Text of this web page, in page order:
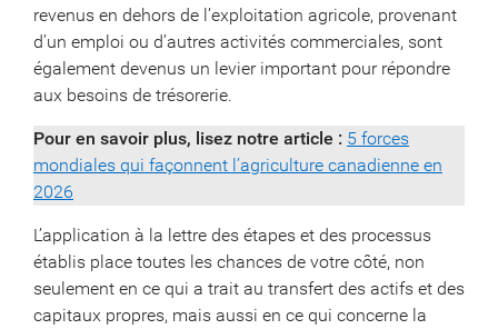
revenus en dehors de l’exploitation agricole, provenant
d’un emploi ou d’autres activités commerciales, sont
également devenus un levier important pour répondre
aux besoins de trésorerie.
Pour en savoir plus, lisez notre article : 5 forces
mondiales qui façonnent l’agriculture canadienne en
2026
L’application à la lettre des étapes et des processus
établis place toutes les chances de votre côté, non
seulement en ce qui a trait au transfert des actifs et des
capitaux propres, mais aussi en ce qui concerne la